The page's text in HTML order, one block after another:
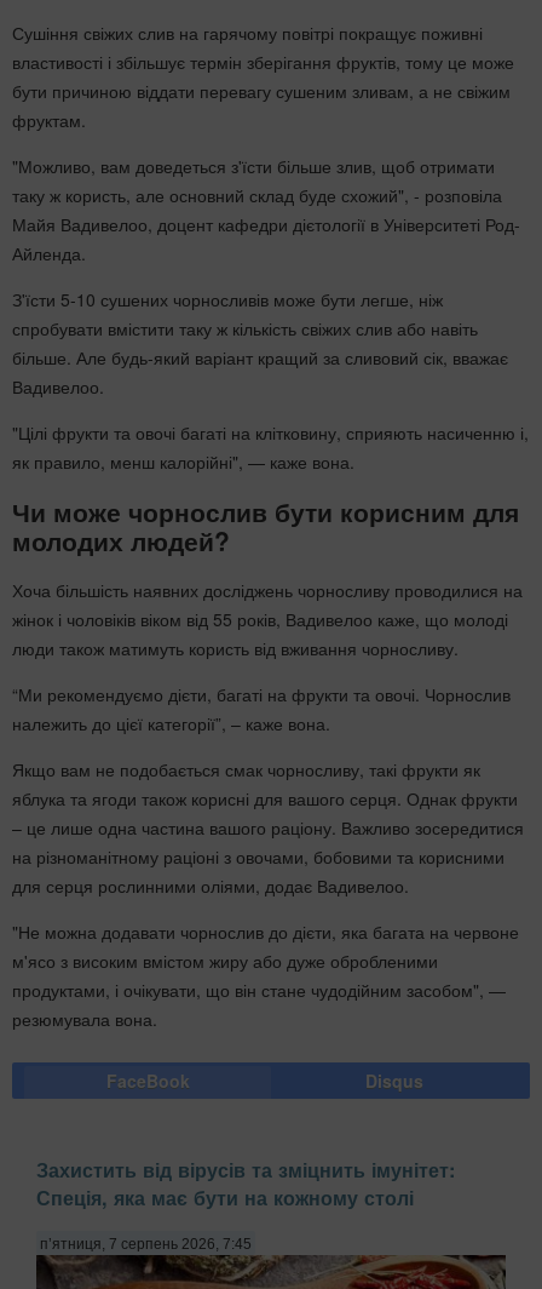
Сушіння свіжих слив на гарячому повітрі покращує поживні
властивості і збільшує термін зберігання фруктів, тому це може
бути причиною віддати перевагу сушеним зливам, а не свіжим
фруктам.
"Можливо, вам доведеться з'їсти більше злив, щоб отримати
таку ж користь, але основний склад буде схожий", - розповіла
Майя Вадивелоо, доцент кафедри дієтології в Університеті Род-
Айленда.
З'їсти 5-10 сушених чорносливів може бути легше, ніж
спробувати вмістити таку ж кількість свіжих слив або навіть
більше. Але будь-який варіант кращий за сливовий сік, вважає
Вадивелоо.
"Цілі фрукти та овочі багаті на клітковину, сприяють насиченню і,
як правило, менш калорійні", — каже вона.
Чи може чорнослив бути корисним для
молодих людей?
Хоча більшість наявних досліджень чорносливу проводилися на
жінок і чоловіків віком від 55 років, Вадивелоо каже, що молоді
люди також матимуть користь від вживання чорносливу.
“Ми рекомендуємо дієти, багаті на фрукти та овочі. Чорнослив
належить до цієї категорії”, – каже вона.
Якщо вам не подобається смак чорносливу, такі фрукти як
яблука та ягоди також корисні для вашого серця. Однак фрукти
– це лише одна частина вашого раціону. Важливо зосередитися
на різноманітному раціоні з овочами, бобовими та корисними
для серця рослинними оліями, додає Вадивелоо.
"Не можна додавати чорнослив до дієти, яка багата на червоне
м'ясо з високим вмістом жиру або дуже обробленими
продуктами, і очікувати, що він стане чудодійним засобом", —
резюмувала вона.
FaceBook Disqus
Захистить від вірусів та зміцнить імунітет:
Спеція, яка має бути на кожному столі
п’ятниця, 7 серпень 2026, 7:45